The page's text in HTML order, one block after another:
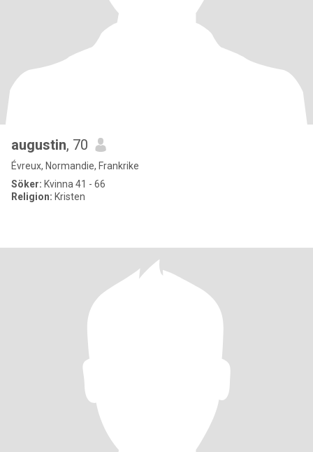
augustin, 70
Évreux, Normandie, Frankrike
Söker: Kvinna 41 - 66
Religion: Kristen